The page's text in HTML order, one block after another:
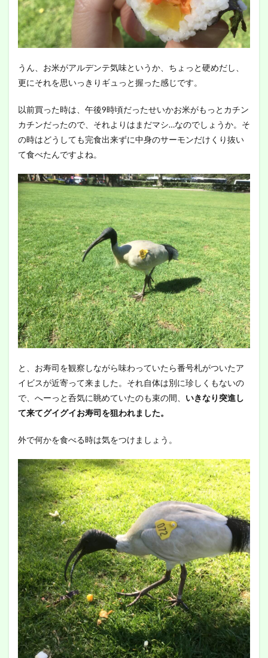
うん、お米がアルデンテ気味というか、ちょっと硬めだし、
更にそれを思いっきりギュっと握った感じです。
以前買った時は、午後9時頃だったせいかお米がもっとカチン
カチンだったので、それよりはまだマシ…なのでしょうか。そ
の時はどうしても完食出来ずに中身のサーモンだけくり抜い
て食べたんですよね。
と、お寿司を観察しながら味わっていたら番号札がついたア
イビスが近寄って来ました。それ自体は別に珍しくもないの
で、へーっと呑気に眺めていたのも束の間、 いきなり突進し
て来てグイグイお寿司を狙われました。
外で何かを食べる時は気をつけましょう。